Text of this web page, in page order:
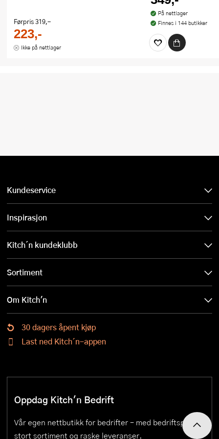
Førpris319,-
223,-
Ikke på nettlager
På nettlager
Finnes i 144 butikker
Kundeservice
Inspirasjon
Kitch´n kundeklubb
Sortiment
Om Kitch'n
30 dagers åpent kjøp
Last ned Kitch´n-appen
Oppdag Kitch'n Bedrift
Vår egen nettbutikk for bedrifter – med bedriftspriser,
stort sortiment og raske leveranser.